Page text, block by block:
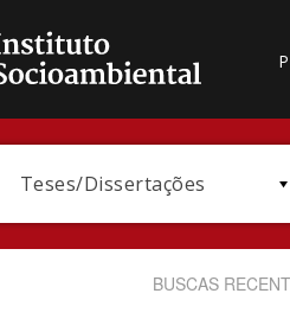
Teses/Dissertações
BUSCAS